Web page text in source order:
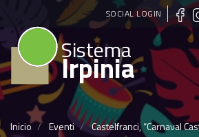
Pasar
al
contenido
principal
SOCIAL LOGIN
Sistema
Irpinia
Inicio Eventi Castelfranci, “Carnaval